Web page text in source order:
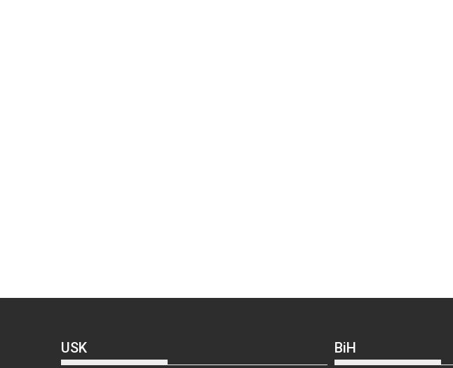
USK BiH